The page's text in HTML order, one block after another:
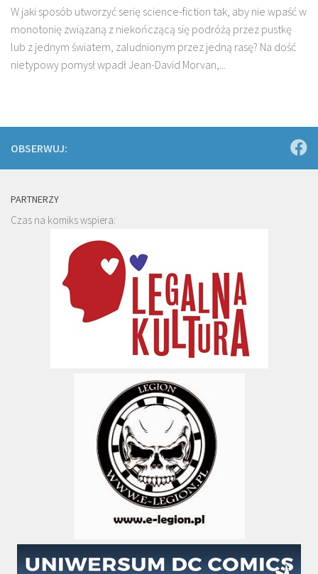
W jaki sposób utworzyć serię science-fiction tak, aby nie wpaść w
monotonię związaną z niekończącą się podróżą przez pustkę
lub z jednym światem, zaludnionym przez jedną rasę? Na dość
nietypowy pomysł wpadł Jean-David Morvan,...
OBSERWUJ:
PARTNERZY
Czas na komiks wspiera: